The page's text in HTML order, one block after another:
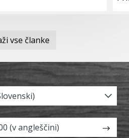
vse članke
(v angleščini)